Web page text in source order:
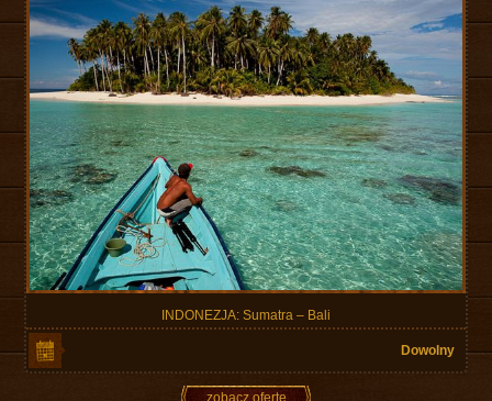
INDONEZJA: Sumatra – Bali
Dowolny
zobacz ofertę